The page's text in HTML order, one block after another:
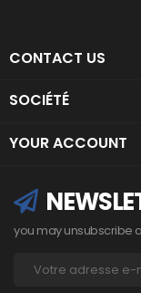
CONTACT US
SOCIÉTÉ
YOUR ACCOUNT
you may unsubscribe